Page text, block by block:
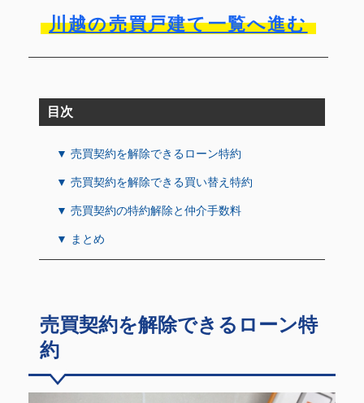
川越の売買戸建て一覧へ進む
目次
▼ 売買契約を解除できるローン特約
▼ 売買契約を解除できる買い替え特約
▼ 売買契約の特約解除と仲介手数料
▼ まとめ
売買契約を解除できるローン特
約